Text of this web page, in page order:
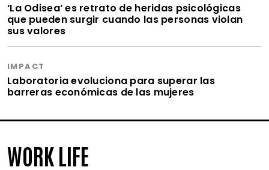
‘La Odisea’ es retrato de heridas psicológicas
que pueden surgir cuando las personas violan
sus valores
IMPACT
Laboratoria evoluciona para superar las
barreras económicas de las mujeres
WORK LIFE